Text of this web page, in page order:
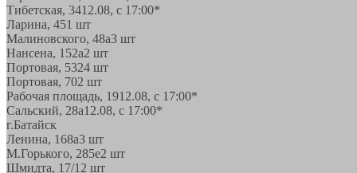
Тибетская, 3412.08, с 17:00*
Ларина, 451 шт
Малиновского, 48а3 шт
Нансена, 152а2 шт
Портовая, 5324 шт
Портовая, 702 шт
Рабочая площадь, 1912.08, с 17:00*
Сальский, 28a12.08, с 17:00*
г.Батайск
Ленина, 168а3 шт
М.Горького, 285е2 шт
Шмидта, 17/1 2 шт